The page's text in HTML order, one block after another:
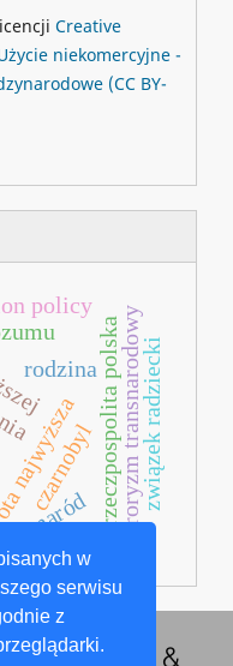
w
serwisu
z
Creative
niekomercyjne -
(CC BY-
rodzinaii rzeczpospolita polskaterroryzm transnarodowy
czarnobyl
policy
naród
związek radziecki